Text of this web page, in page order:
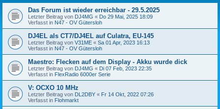
Das Forum ist wieder erreichbar - 29.5.2025
Letzter Beitrag von DJ4MG « Do 29 Mai, 2025 18:09
Verfasst in N47 - OV Gütersloh
DJ4EL als CT7/DJ4EL auf Culatra, EU-145
Letzter Beitrag von V31ME « Sa 01 Apr, 2023 16:13
Verfasst in N47 - OV Gütersloh
Maestro: Flecken auf dem Display - Akku wurde dick
Letzter Beitrag von DJ4MG « Di 07 Feb, 2023 22:35
Verfasst in FlexRadio 6000er Serie
V: OCXO 10 MHz
Letzter Beitrag von DL2DBY « Fr 14 Okt, 2022 07:26
Verfasst in Flohmarkt